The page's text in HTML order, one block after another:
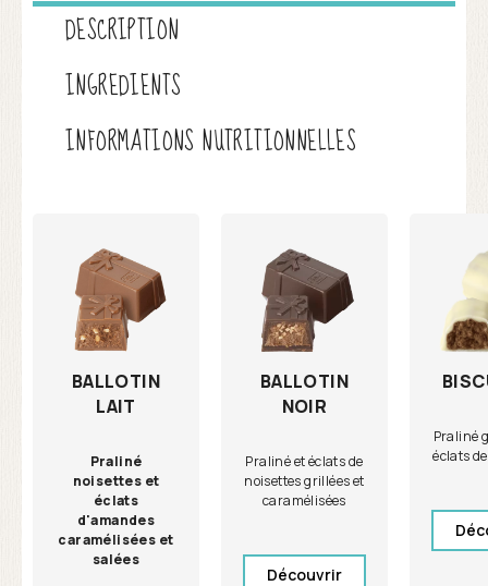
DESCRIPTION
INGREDIENTS
INFORMATIONS NUTRITIONNELLES
BALLOTIN
LAIT
Praliné
noisettes et
éclats
d'amandes
caramélisées et
salées
BALLOTIN
NOIR
Praliné et éclats de
noisettes grillées et
caramélisées
Découvrir
Praliné
éclats